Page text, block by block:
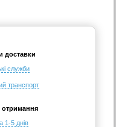
доставки
служби
транспорт
отримання
1-5 днів